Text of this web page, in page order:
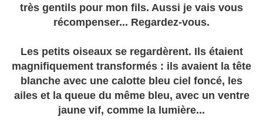
très gentils pour mon fils. Aussi je vais vous
récompenser... Regardez-vous.
Les petits oiseaux se regardèrent. Ils étaient
magnifiquement transformés : ils avaient la tête
blanche avec une calotte bleu ciel foncé, les
ailes et la queue du même bleu, avec un ventre
jaune vif, comme la lumière...